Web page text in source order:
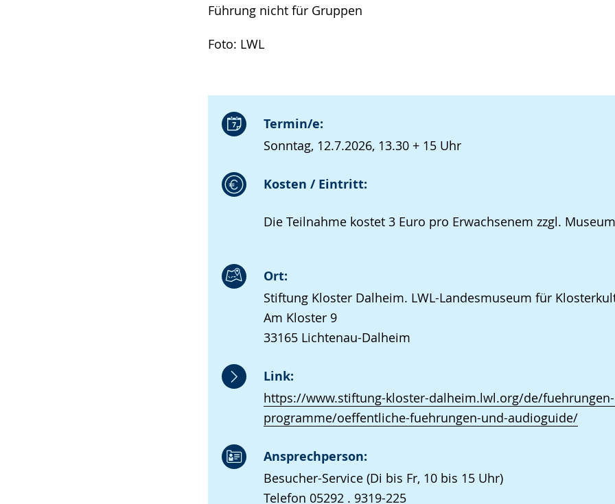
Führung nicht für Gruppen
Foto: LWL
Termin/e:
Sonntag, 12.7.2026, 13.30 + 15 Uhr
Kosten / Eintritt:
Die Teilnahme kostet 3 Euro pro Erwachsenem zzgl.
Ort:
Stiftung Kloster Dalheim. LWL-Landesmuseum für
Am Kloster 9
33165 Lichtenau-Dalheim
Link:
https://www.stiftung-kloster-dalheim.lwl.org/de/
programme/oeffentliche-fuehrungen-und-audioguide/
Ansprechperson:
Besucher-Service (Di bis Fr, 10 bis 15 Uhr)
Telefon 05292 . 9319-225